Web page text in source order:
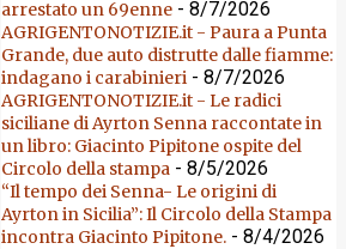
arrestato un 69enne - 8/7/2026
AGRIGENTONOTIZIE.it - Paura a Punta
Grande, due auto distrutte dalle fiamme:
indagano i carabinieri - 8/7/2026
AGRIGENTONOTIZIE.it - Le radici
siciliane di Ayrton Senna raccontate in
un libro: Giacinto Pipitone ospite del
Circolo della stampa - 8/5/2026
“Il tempo dei Senna- Le origini di
Ayrton in Sicilia”: Il Circolo della Stampa
incontra Giacinto Pipitone. - 8/4/2026